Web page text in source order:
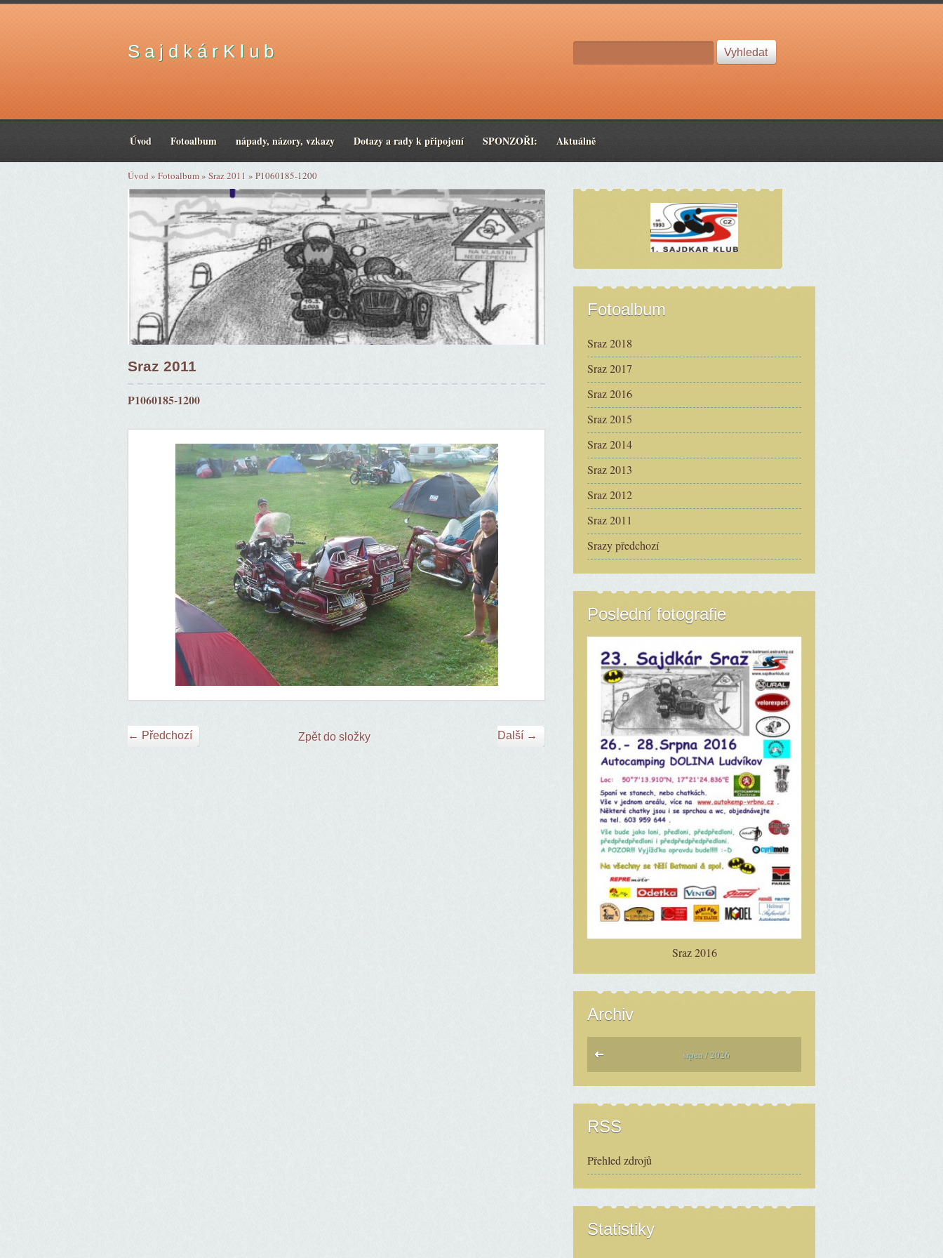
S a j d k á r K l u b
Úvod Fotoalbum nápady, názory, vzkazy Dotazy a rady k připojení SPONZOŘI: Aktuálně
Úvod » Fotoalbum» Sraz 2011 » P1060185-1200
Sraz 2011
P1060185-1200
← Předchozí Další →
Zpět do složky
Fotoalbum
Sraz 2018
Sraz 2017
Sraz 2016
Sraz 2015
Sraz 2014
Sraz 2013
Sraz 2012
Sraz 2011
Srazy předchozí
Poslední fotografie
Sraz 2016
Archiv
srpen / 2026
RSS
Přehled zdrojů
Statistiky